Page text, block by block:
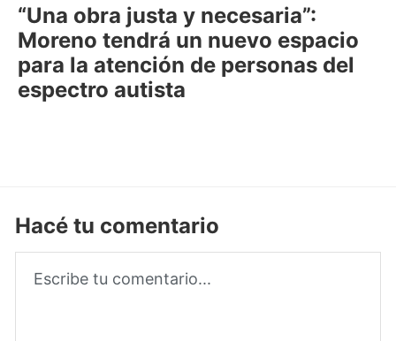
“Una obra justa y necesaria”:
Moreno tendrá un nuevo espacio
para la atención de personas del
espectro autista
Hacé tu comentario